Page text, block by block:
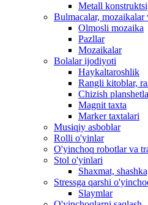
Metall
Bulmacalar, mozaikalar
Olmosli mozaika
Pazllar
Mozaikalar
Bolalar ijodiyoti
Haykaltaroshlik
Rangli kitoblar,
Chizish
Magnit taxta
Marker taxtalari
Musiqiy asboblar
Rolli o'yinlar
O'yinchoq robotlar va
Stol o'yinlari
Shaxmat,
Stressga qarshi
Slaymlar